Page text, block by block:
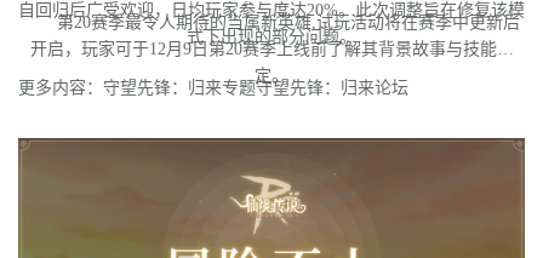
自回归后广受欢迎，日均玩家参与度达20%。此次调整旨在修复该模
式下出现的部分问题。
第20赛季最令人期待的当属新英雄,试玩活动将在赛季中更新后
开启，玩家可于12月9日第20赛季上线前了解其背景故事与技能设
定。
更多内容：守望先锋：归来专题守望先锋：归来论坛